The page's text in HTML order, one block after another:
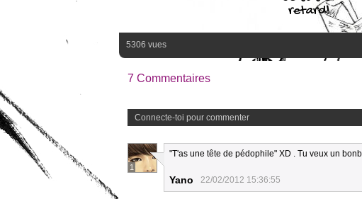
retard!
5306 vues
7 Commentaires
Connecte-toi pour commenter
1
"T'as une tête de pédophile" XD . Tu veux un
Yano 22/02/2012 15:36:55